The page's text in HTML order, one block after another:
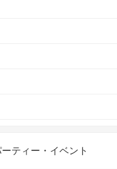
ティー・イベント